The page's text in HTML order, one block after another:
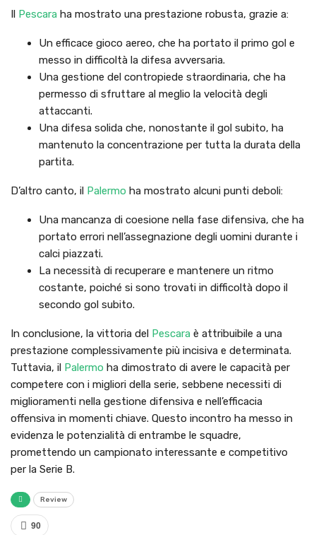
Il Pescara ha mostrato una prestazione robusta, grazie a:
Un efficace gioco aereo, che ha portato il primo gol e
messo in difficoltà la difesa avversaria.
Una gestione del contropiede straordinaria, che ha
permesso di sfruttare al meglio la velocità degli
attaccanti.
Una difesa solida che, nonostante il gol subito, ha
mantenuto la concentrazione per tutta la durata della
partita.
D’altro canto, il Palermo ha mostrato alcuni punti deboli:
Una mancanza di coesione nella fase difensiva, che ha
portato errori nell’assegnazione degli uomini durante i
calci piazzati.
La necessità di recuperare e mantenere un ritmo
costante, poiché si sono trovati in difficoltà dopo il
secondo gol subito.
In conclusione, la vittoria del Pescara è attribuibile a una
prestazione complessivamente più incisiva e determinata.
Tuttavia, il Palermo ha dimostrato di avere le capacità per
competere con i migliori della serie, sebbene necessiti di
miglioramenti nella gestione difensiva e nell’efficacia
offensiva in momenti chiave. Questo incontro ha messo in
evidenza le potenzialità di entrambe le squadre,
promettendo un campionato interessante e competitivo
per la Serie B.
Review
90